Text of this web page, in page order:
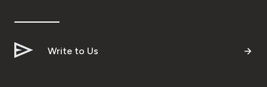
Write to Us